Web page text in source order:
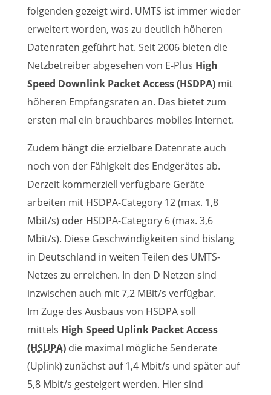
folgenden gezeigt wird. UMTS ist immer wieder
erweitert worden, was zu deutlich höheren
Datenraten geführt hat. Seit 2006 bieten die
Netzbetreiber abgesehen von E-Plus High
Speed Downlink Packet Access (HSDPA)mit
höheren Empfangsraten an. Das bietet zum
ersten mal ein brauchbares mobiles Internet.
Zudem hängt die erzielbare Datenrate auch
noch von der Fähigkeit des Endgerätes ab.
Derzeit kommerziell verfügbare Geräte
arbeiten mit HSDPA-Category 12 (max. 1,8
Mbit/s) oder HSDPA-Category 6 (max. 3,6
Mbit/s). Diese Geschwindigkeiten sind bislang
in Deutschland in weiten Teilen des UMTS-
Netzes zu erreichen. In den D Netzen sind
inzwischen auch mit 7,2 MBit/s verfügbar.
Im Zuge des Ausbaus von HSDPA soll
mittels High Speed Uplink Packet Access
(HSUPA)die maximal mögliche Senderate
(Uplink) zunächst auf 1,4 Mbit/s und später auf
5,8 Mbit/s gesteigert werden. Hier sind